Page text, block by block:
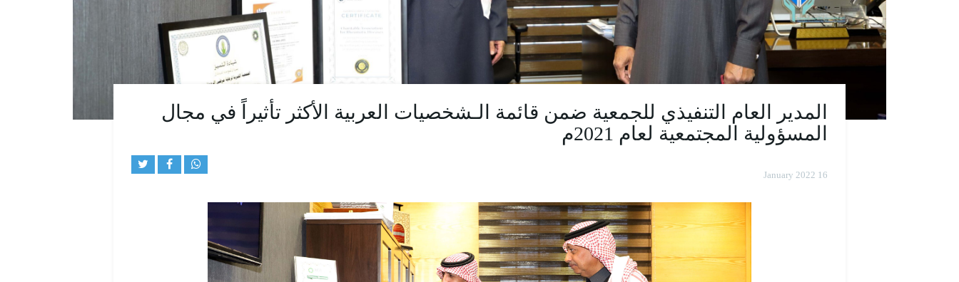
المدير العام التنفيذي للجمعية ضمن قائمة الـشخصيات العربية الأكثر تأثيراً في مجال
المسؤولية المجتمعية لعام 2021م
16 January 2022